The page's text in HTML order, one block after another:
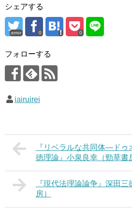
シェアする
error 0 0
フォローする
iairuirei
『リベラルな共同体―ドゥ
徳理論』小泉良幸（勁草書
『現代法理論論争』深田
房）